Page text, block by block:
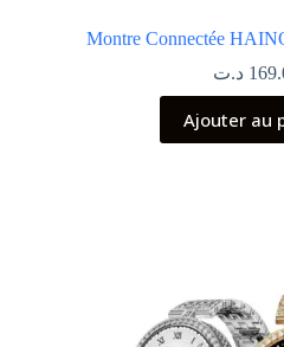
Montre Connectée
د.ت
Ajouter au